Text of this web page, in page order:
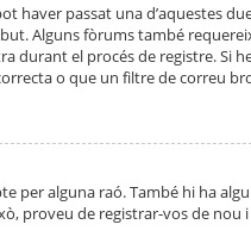
passat una d’aquestes
Alguns fòrums també
durant el procés de registre. Si
o que un filtre de correu
per alguna raó. També hi ha
proveu de registrar-vos de